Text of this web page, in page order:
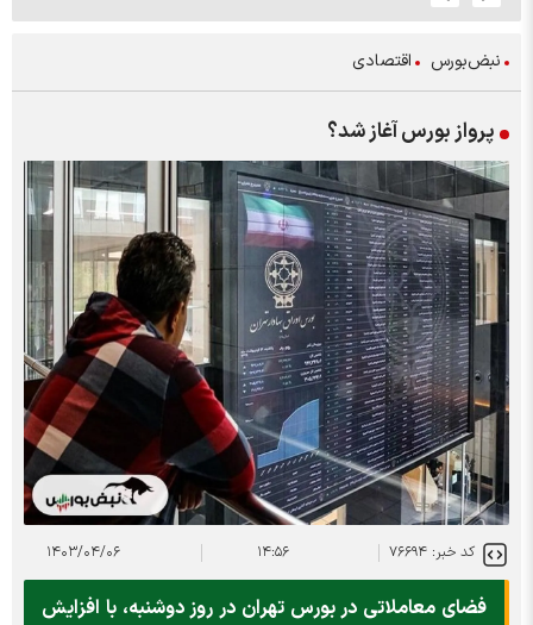
نبض‌بورس اقتصادی
پرواز بورس آغاز شد؟
کد خبر: ۷۶۶۹۴ ۱۴:۵۶ ۱۴۰۳/۰۴/۰۶
فضای معاملاتی در بورس تهران در روز دوشنبه، با افزایش